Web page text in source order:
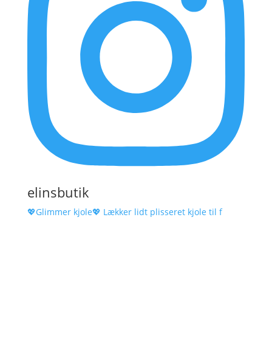
elinsbutik
💖Glimmer kjole💖 Lækker lidt plisseret kjole til f